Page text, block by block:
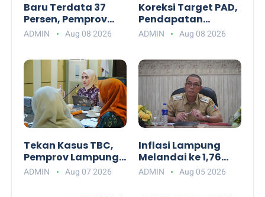
Baru Terdata 37
Persen, Pemprov
Lampung Dorong
Tanggamus
Tuberkulosis
ADMIN Aug 08 2026
Koreksi Target PAD,
Pendapatan
Daerah Lampung
pada APBD-P 2026
ADMIN Aug 08 2026
Tekan Kasus TBC,
Pemprov Lampung
Luncurkan Platform
Digital Peduli TB
ADMIN Aug 07 2026
Inflasi Lampung
Melandai ke 1,76
Persen, Kemendagri
Apresiasi Kinerja
ADMIN Aug 05 2026